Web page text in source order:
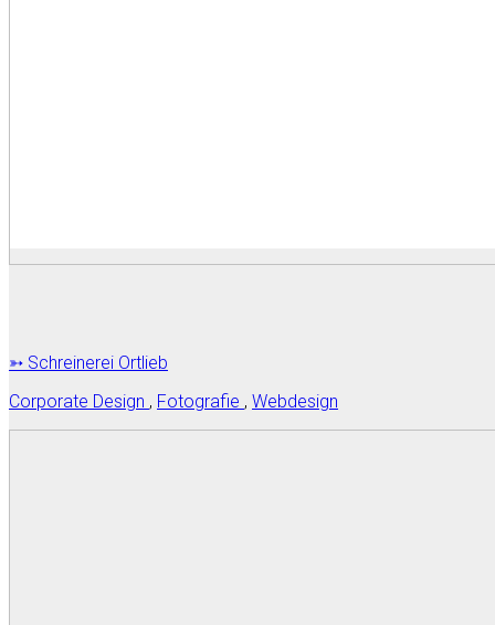
➳ Schreinerei Ortlieb
Corporate Design , Fotografie , Webdesign